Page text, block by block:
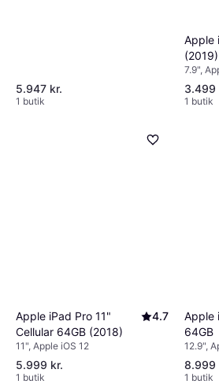
5.947 kr.
1 butik
Apple
(2019)
7.9",
3.499
1 butik
Apple iPad Pro 11"
Cellular 64GB (2018)
4.7
11", Apple iOS 12
5.999 kr.
1 butik
Apple
64GB
12.9",
8.999
1 butik